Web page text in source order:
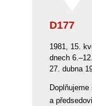
D177
1981, 15.
dnech
27. dubna
a